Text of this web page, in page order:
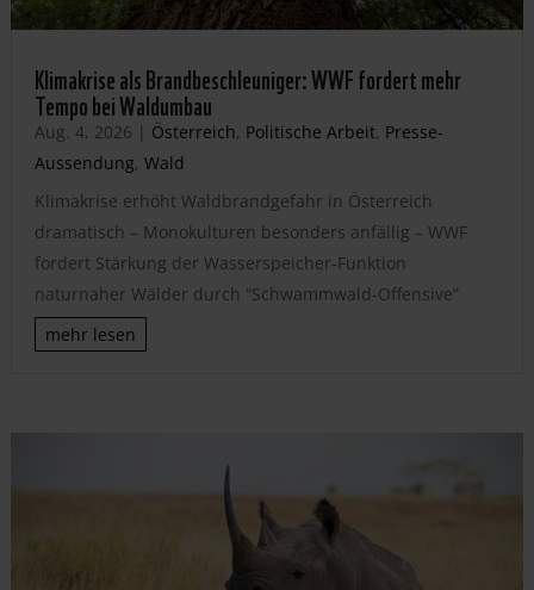
Klimakrise als Brandbeschleuniger: WWF fordert mehr
Tempo bei Waldumbau
Aug. 4, 2026 | Österreich, Politische Arbeit, Presse-
Aussendung, Wald
Klimakrise erhöht Waldbrandgefahr in Österreich
dramatisch – Monokulturen besonders anfällig – WWF
fordert Stärkung der Wasserspeicher-Funktion
naturnaher Wälder durch “Schwammwald-Offensive”
mehr lesen